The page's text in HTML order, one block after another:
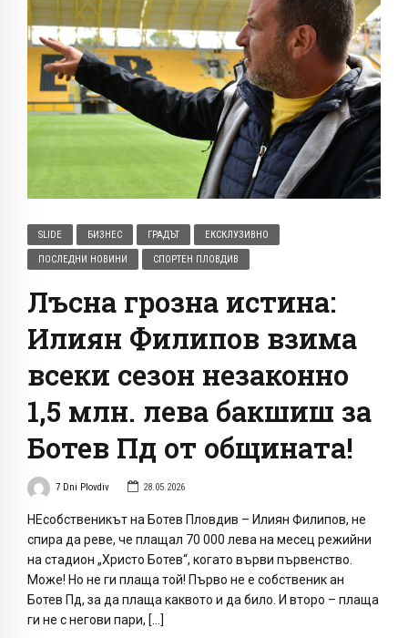
SLIDE БИЗНЕС ГРАДЪТ ЕКСКЛУЗИВНО
ПОСЛЕДНИ НОВИНИ СПОРТЕН ПЛОВДИВ
Лъсна грозна истина:
Илиян Филипов взима
всеки сезон незаконно
1,5 млн. лева бакшиш за
Ботев Пд от общината!
7 Dni Plovdiv 28.05.2026
НЕсобственикът на Ботев Пловдив – Илиян Филипов, не
спира да реве, че плащал 70 000 лева на месец режийни
на стадион „Христо Ботев“, когато върви първенство.
Може! Но не ги плаща той! Първо не е собственик ан
Ботев Пд, за да плаща каквото и да било. И второ – плаща
ги не с негови пари, […]